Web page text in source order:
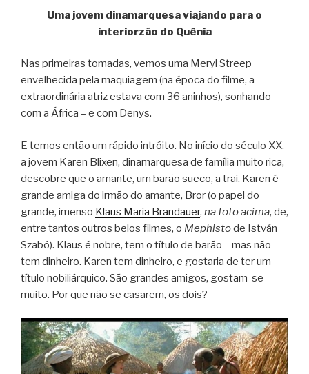
Uma jovem dinamarquesa viajando para o
interiorzão do Quênia
Nas primeiras tomadas, vemos uma Meryl Streep
envelhecida pela maquiagem (na época do filme, a
extraordinária atriz estava com 36 aninhos), sonhando
com a África – e com Denys.
E temos então um rápido intróito. No início do século XX,
a jovem Karen Blixen, dinamarquesa de família muito rica,
descobre que o amante, um barão sueco, a trai. Karen é
grande amiga do irmão do amante, Bror (o papel do
grande, imenso Klaus Maria Brandauer, na foto acima, de,
entre tantos outros belos filmes, o Mephistode István
Szabó). Klaus é nobre, tem o título de barão – mas não
tem dinheiro. Karen tem dinheiro, e gostaria de ter um
título nobiliárquico. São grandes amigos, gostam-se
muito. Por que não se casarem, os dois?